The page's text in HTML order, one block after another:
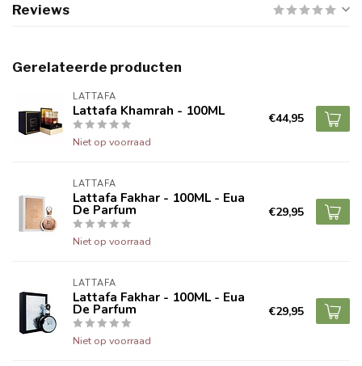
Reviews
Gerelateerde producten
LATTAFA
Lattafa Khamrah - 100ML
Niet op voorraad
€44,95
LATTAFA
Lattafa Fakhar - 100ML - Eua
De Parfum
Niet op voorraad
€29,95
LATTAFA
Lattafa Fakhar - 100ML - Eua
De Parfum
Niet op voorraad
€29,95